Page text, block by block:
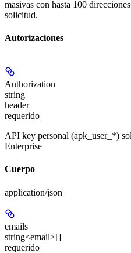
masivas con hasta 100
solicitud.
Autorizaciones
Authorization
string
header
requerido
API key personal (apk_user_*)
Enterprise
Cuerpo
application/json
emails
string<email>[]
requerido